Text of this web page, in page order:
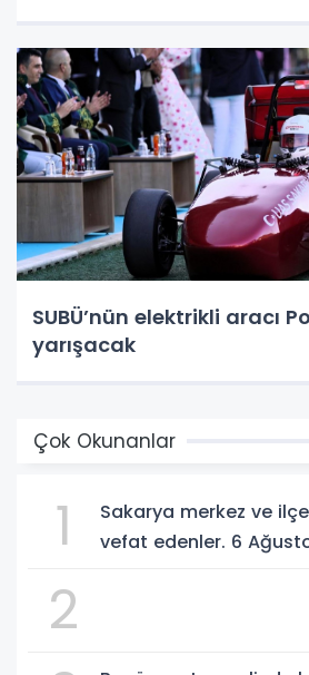
SUBÜ’nün elektrikli aracı
yarışacak
Çok Okunanlar
1
Sakarya merkez ve
vefat edenler. 6
2